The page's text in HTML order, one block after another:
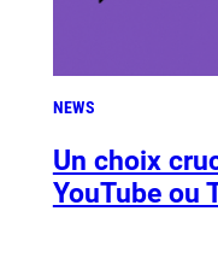
NEWS
Un choix
YouTube ou